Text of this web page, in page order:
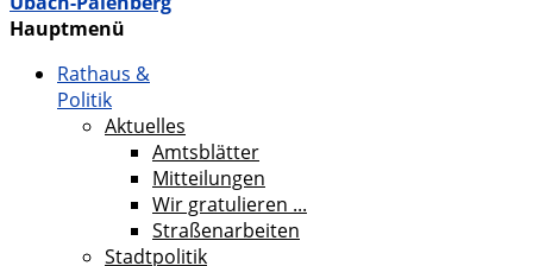
Hauptmenü
Rathaus &
Politik
Aktuelles
Amtsblätter
Mitteilungen
Wir gratulieren ...
Straßenarbeiten
Stadtpolitik